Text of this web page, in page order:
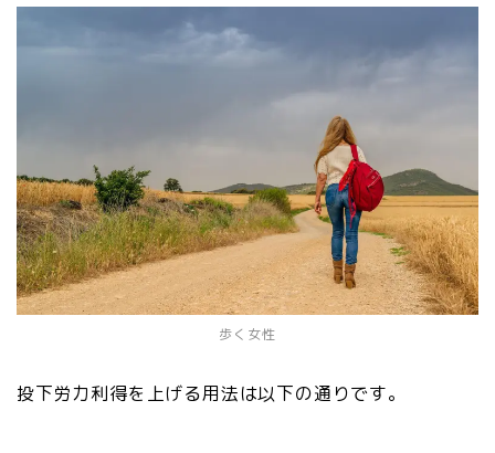
歩く女性
投下労力利得を上げる用法は以下の通りです。